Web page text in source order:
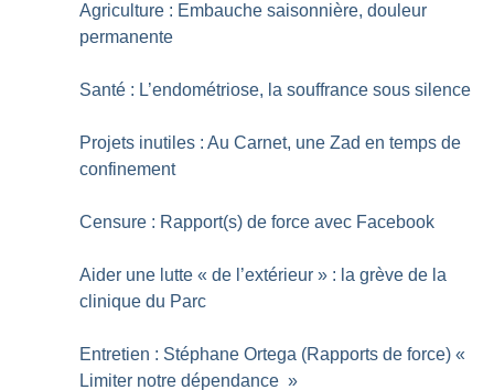
Agriculture : Embauche saisonnière, douleur
permanente
Santé : L’endométriose, la souffrance sous silence
Projets inutiles : Au Carnet, une Zad en temps de
confinement
Censure : Rapport(s) de force avec Facebook
Aider une lutte « de l’extérieur » : la grève de la
clinique du Parc
Entretien : Stéphane Ortega (Rapports de force) «
Limiter notre dépendance »